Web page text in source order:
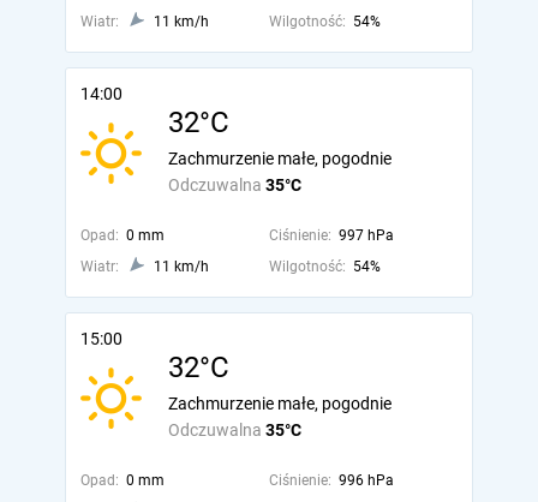
Wiatr:
11 km/h Wilgotność: 54%
14:00
32°C
Odczuwalna 35°C
Zachmurzenie małe, pogodnie
Opad: 0 mm Ciśnienie: 997 hPa
Wiatr:
11 km/h Wilgotność: 54%
15:00
32°C
Odczuwalna 35°C
Zachmurzenie małe, pogodnie
Opad: 0 mm Ciśnienie: 996 hPa